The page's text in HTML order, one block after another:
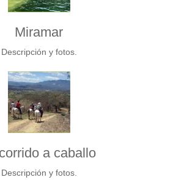
Miramar
Descripción y fotos.
a caballo
Descripción y fotos.